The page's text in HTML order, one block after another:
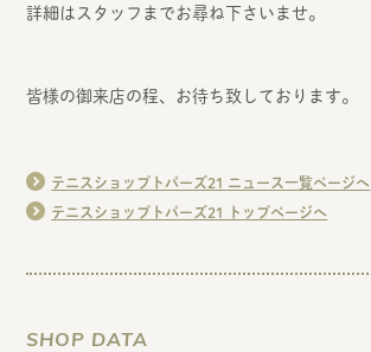
詳細はスタッフまでお尋ね下さいませ。
皆様の御来店の程、お待ち致しております。
テニスショップトパーズ21 ニュース一覧ページへ
テニスショップトパーズ21 トップページへ
SHOP DATA